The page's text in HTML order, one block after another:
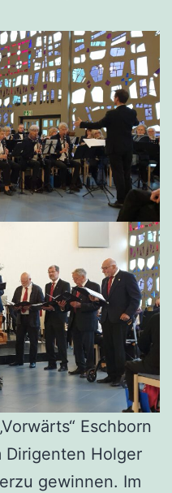
Eschborn
Dirigenten Holger
gewinnen. Im